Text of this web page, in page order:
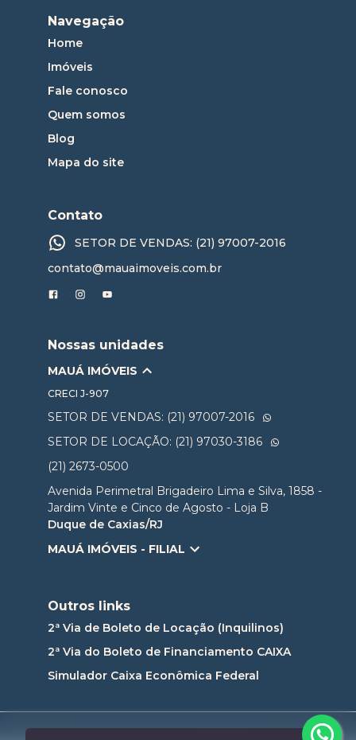
Navegação
Home
Imóveis
Fale conosco
Quem somos
Blog
Mapa do site
Contato
SETOR DE VENDAS: (21) 97007-2016
contato@mauaimoveis.com.br
Nossas unidades
MAUÁ IMÓVEIS
CRECI J-907
SETOR DE VENDAS: (21) 97007-2016
SETOR DE LOCAÇÃO: (21) 97030-3186
(21) 2673-0500
Avenida Perimetral Brigadeiro Lima e Silva, 1858 -
Jardim Vinte e Cinco de Agosto - Loja B
Duque de Caxias/RJ
MAUÁ IMÓVEIS - FILIAL
Outros links
2ª Via de Boleto de Locação (Inquilinos)
2ª Via do Boleto de Financiamento CAIXA
Simulador Caixa Econômica Federal